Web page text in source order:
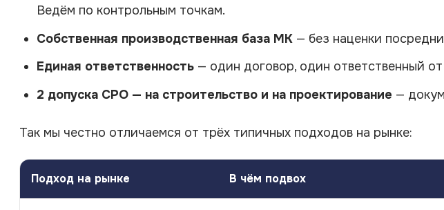
Ведём по контрольным точкам.
Собственная производственная база МК — без наценки
Единая ответственность — один договор, один ответственный
2 допуска СРО — на строительство и на проектирование —
Так мы честно отличаемся от трёх типичных подходов на рынке:
Подход на рынке В чём подвох